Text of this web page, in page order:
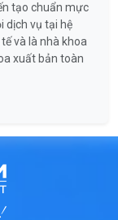
tạo chuẩn mực
dịch vụ tại hệ
và là nhà khoa
xuất bản toàn